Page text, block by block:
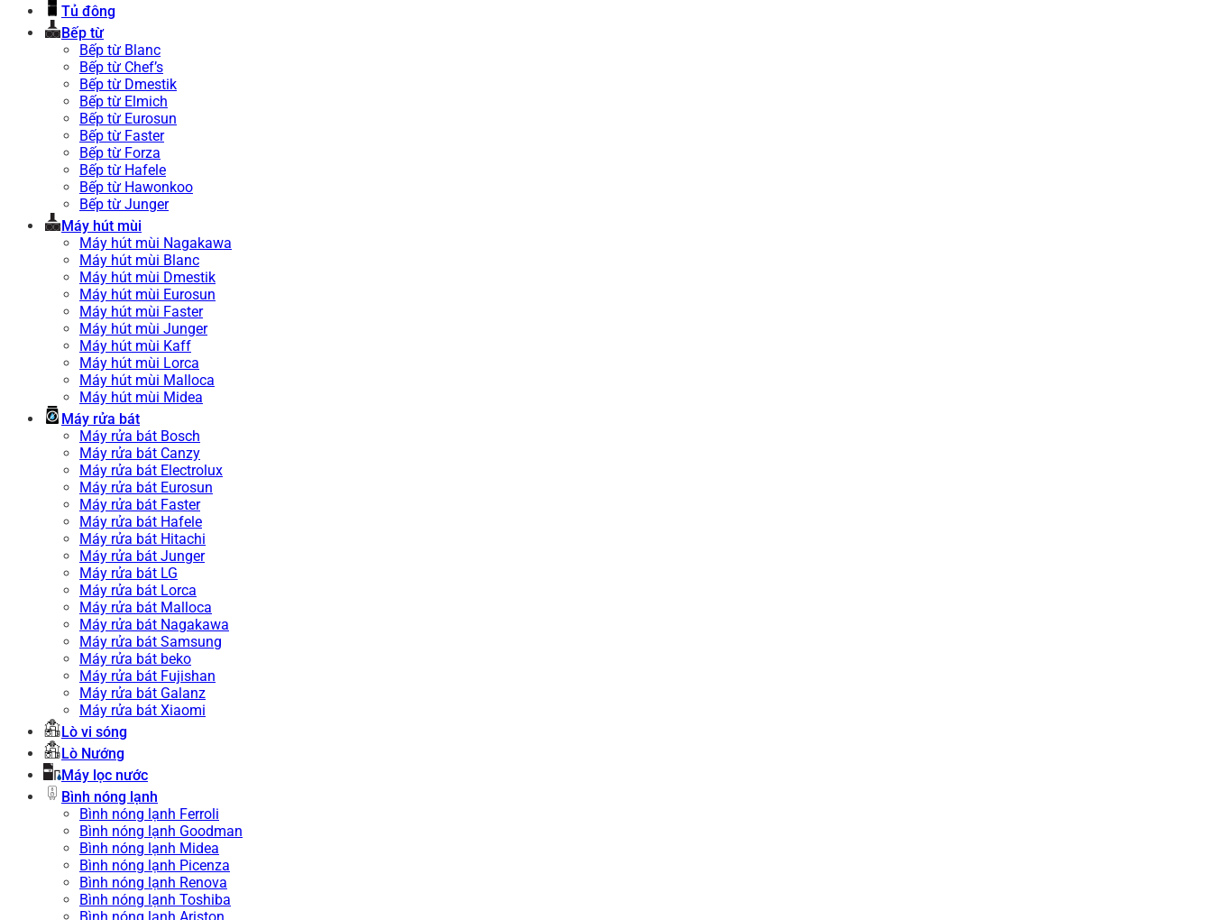
Tủ đông
Bếp từ
Bếp từ Blanc
Bếp từ Chef’s
Bếp từ Dmestik
Bếp từ Elmich
Bếp từ Eurosun
Bếp từ Faster
Bếp từ Forza
Bếp từ Hafele
Bếp từ Hawonkoo
Bếp từ Junger
Máy hút mùi
Máy hút mùi Nagakawa
Máy hút mùi Blanc
Máy hút mùi Dmestik
Máy hút mùi Eurosun
Máy hút mùi Faster
Máy hút mùi Junger
Máy hút mùi Kaff
Máy hút mùi Lorca
Máy hút mùi Malloca
Máy hút mùi Midea
Máy rửa bát
Máy rửa bát Bosch
Máy rửa bát Canzy
Máy rửa bát Electrolux
Máy rửa bát Eurosun
Máy rửa bát Faster
Máy rửa bát Hafele
Máy rửa bát Hitachi
Máy rửa bát Junger
Máy rửa bát LG
Máy rửa bát Lorca
Máy rửa bát Malloca
Máy rửa bát Nagakawa
Máy rửa bát Samsung
Máy rửa bát beko
Máy rửa bát Fujishan
Máy rửa bát Galanz
Máy rửa bát Xiaomi
Lò vi sóng
Lò Nướng
Máy lọc nước
Bình nóng lạnh
Bình nóng lạnh Ferroli
Bình nóng lạnh Goodman
Bình nóng lạnh Midea
Bình nóng lạnh Picenza
Bình nóng lạnh Renova
Bình nóng lạnh Toshiba